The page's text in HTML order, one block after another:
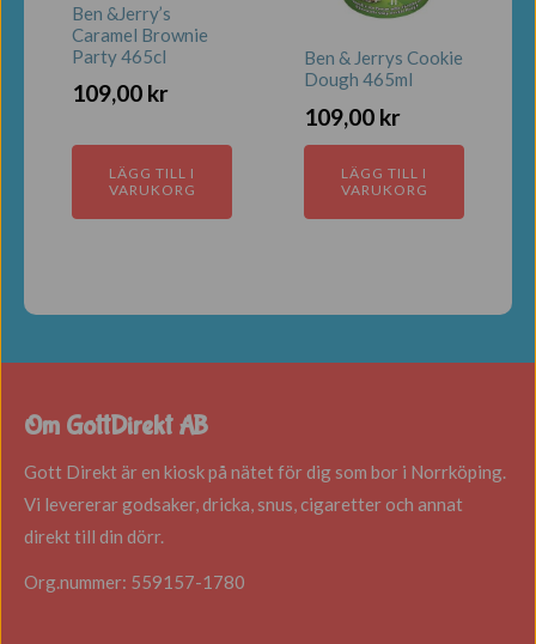
Ben &Jerry’s
Caramel Brownie
Party 465cl
109,00 kr
LÄGG TILL I
VARUKORG
Ben & Jerrys Cookie
Dough 465ml
109,00 kr
LÄGG TILL I
VARUKORG
Om GottDirekt AB
Gott Direkt är en kiosk på nätet för dig som bor i Norrköping.
Vi levererar godsaker, dricka, snus, cigaretter och annat
direkt till din dörr.
Org.nummer: 559157-1780